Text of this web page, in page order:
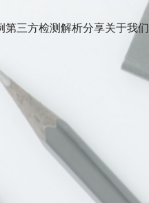
第三方检测解析分享关于我们